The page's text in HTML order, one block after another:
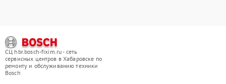
СЦ hbr.bosch-fixim.ru - сеть
сервисных центров в Хабаровске по
ремонту и обслуживанию техники
Bosch